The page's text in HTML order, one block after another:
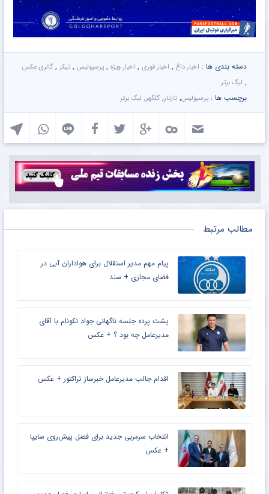
دسته بندی ها : اخبار داغ,اخبار فوری,اخبار ویژه,پرسپولیس,تیکر,گالری عکس
برچسب ها :پرسپولیس, تارتار,گلگهر, لیگ برتر
مطالب مرتبط
پیام مهم مدیر استقلال برای هواداران آبی در
فضای مجازی + سند
پشت پرده جلسه ناگهانی جواد نکونام با آقای